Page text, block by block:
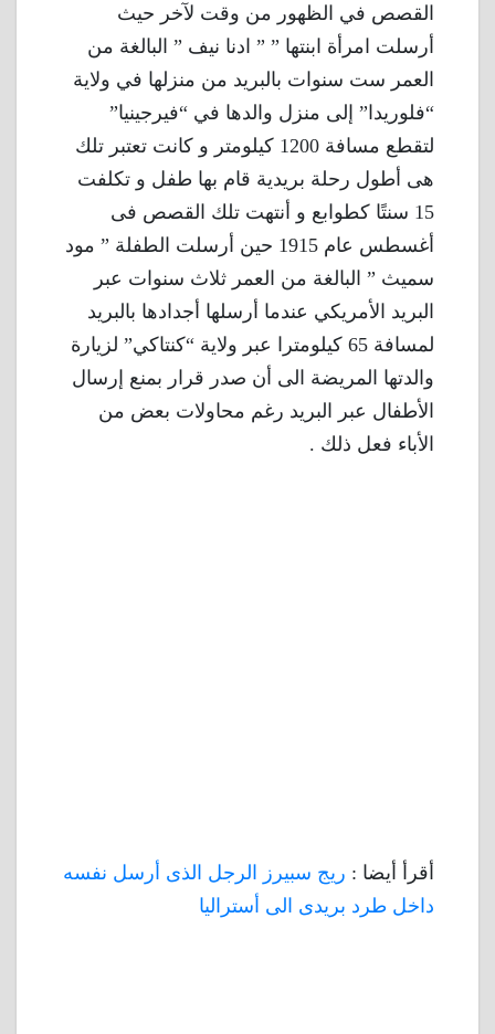
القصص في الظهور من وقت لآخر حيث
أرسلت امرأة ابنتها ” ” ادنا نيف ” البالغة من
العمر ست سنوات بالبريد من منزلها في ولاية
“فلوريدا” إلى منزل والدها في “فيرجينيا”
لتقطع مسافة 1200 كيلومتر و كانت تعتبر تلك
هى أطول رحلة بريدية قام بها طفل و تكلفت
15 سنتًا كطوابع و أنتهت تلك القصص فى
أغسطس عام 1915 حين أرسلت الطفلة ” مود
سميث ” البالغة من العمر ثلاث سنوات عبر
البريد الأمريكي عندما أرسلها أجدادها بالبريد
لمسافة 65 كيلومترا عبر ولاية “كنتاكي” لزيارة
والدتها المريضة الى أن صدر قرار بمنع إرسال
الأطفال عبر البريد رغم محاولات بعض من
الأباء فعل ذلك .
أقرأ أيضا : ريج سبيرز الرجل الذى أرسل نفسه
داخل طرد بريدى الى أستراليا